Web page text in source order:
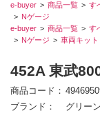
e-buyer
商品一覧 す
Nゲージ
e-buyer
商品一覧 す
Nゲージ
車両キット
452A 東武
商品コード
ブランド
グリー